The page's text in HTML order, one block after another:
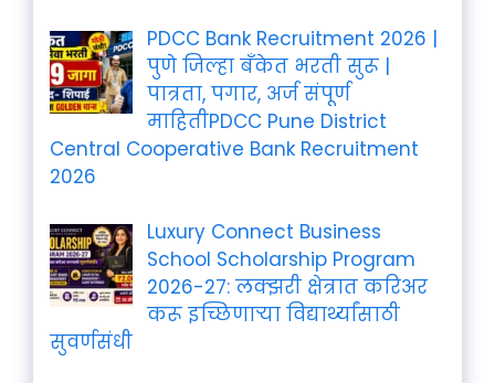
PDCC Bank Recruitment 2026 |
पुणे जिल्हा बँकेत भरती सुरू |
पात्रता, पगार, अर्ज संपूर्ण
माहितीPDCC Pune District
Central Cooperative Bank Recruitment
2026
Luxury Connect Business
School Scholarship Program
2026-27: लक्झरी क्षेत्रात करिअर
करू इच्छिणाऱ्या विद्यार्थ्यांसाठी
सुवर्णसंधी